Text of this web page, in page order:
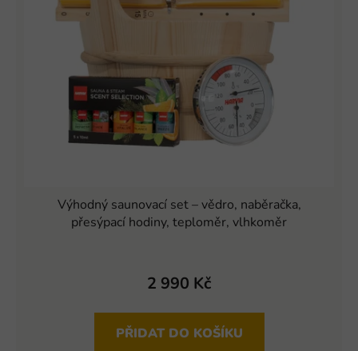
Výhodný saunovací set – vědro, naběračka,
přesýpací hodiny, teploměr, vlhkoměr
2 990 Kč
PŘIDAT DO KOŠÍKU